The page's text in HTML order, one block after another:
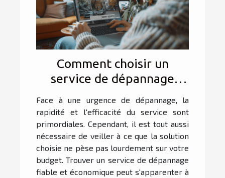
Comment choisir un
service de dépannage
fiable et économique ?
Face à une urgence de dépannage, la
rapidité et l'efficacité du service sont
primordiales. Cependant, il est tout aussi
nécessaire de veiller à ce que la solution
choisie ne pèse pas lourdement sur votre
budget. Trouver un service de dépannage
fiable et économique peut s'apparenter à